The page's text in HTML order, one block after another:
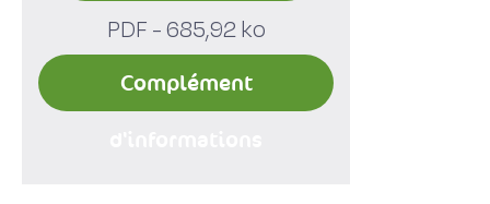
PDF - 685,92 ko
Complément